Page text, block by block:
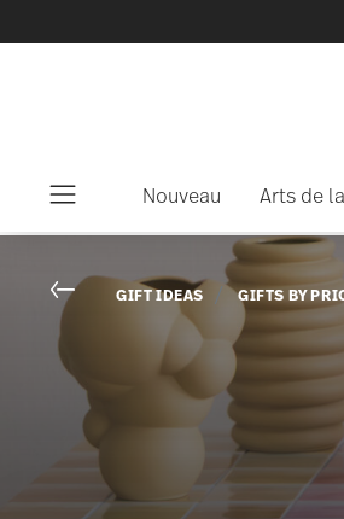
Nouveau Arts de
Go backGIFT IDEAS GIFTS BY